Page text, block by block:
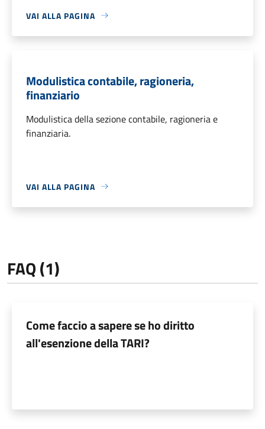
VAI ALLA PAGINA
Modulistica contabile, ragioneria,
finanziario
Modulistica della sezione contabile, ragioneria e
finanziaria.
VAI ALLA PAGINA
FAQ (1)
Come faccio a sapere se ho diritto
all'esenzione della TARI?